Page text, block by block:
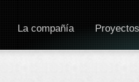
La compañía Proyectos